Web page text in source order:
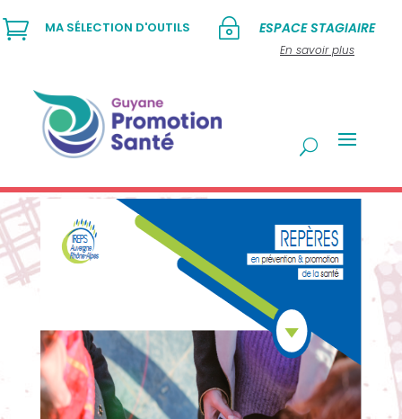
~ ESPACE STAGIAIRE
En savoir plus
 MA SÉLECTION D'OUTILS